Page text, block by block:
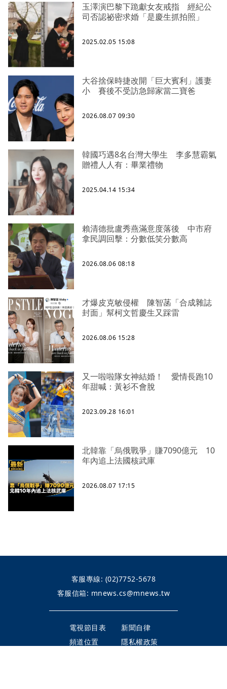
玉澤演巴黎下跪獻女友戒指 經紀公
司否認祕密求婚「是慶生抓拍照」
2025.02.05 15:08
大谷捨保時捷改開「巨大賓利」護妻
小 賽後不受訪急歸家當二寶爸
2026.08.07 09:30
韓國巧遇8名台灣大學生 李多慧霸氣
贈禮人人有：畢業禮物
2025.04.14 15:34
賴清德批盧秀燕滿意度落後 中市府
拿民調回擊：分數低笑分數高
2026.08.06 08:18
才爆皮克敏侵權 陳智菡「合成雜誌
封面」幫柯文哲慶生又踩雷
2026.08.06 15:28
又一啦啦隊女神結婚！ 愛情長跑10
年甜喊：黃衫不會脫
2023.09.28 16:01
北韓靠「烏俄戰爭」賺7090億元 10
年內追上法國核武庫
2026.08.07 17:15
客服專線: (02)7752-5678
客服信箱: mnews.cs@mnews.tw
電視節目表
新聞自律
頻道位置
隱私權政策